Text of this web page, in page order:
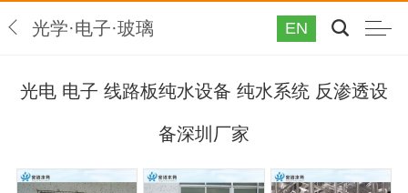
光学·电子·玻璃 EN
光电 电子 线路板纯水设备 纯水系统 反渗透设
备深圳厂家